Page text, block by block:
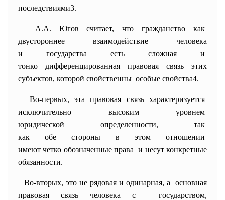
последствиями3.
А.А. Югов считает, что гражданство как
двустороннее взаимодействие человека
и государства есть сложная и
тонко дифференцированная правовая связь этих
субъектов, которой свойственны особые свойства4.
Во-первых, эта правовая связь характеризуется
исключительно высоким уровнем
юридической определенности, так
как обе стороны в этом отношении
имеют четко обозначенные права и несут конкретные
обязанности.
Во-вторых, это не рядовая и одинарная, а основная
правовая связь человека с государством,